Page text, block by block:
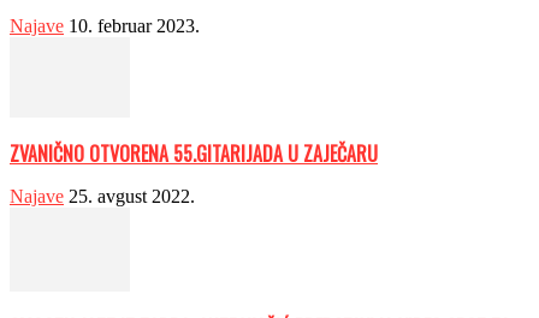
Najave 10. februar 2023.
ZVANIČNO OTVORENA 55.GITARIJADA U ZAJEČARU
Najave 25. avgust 2022.